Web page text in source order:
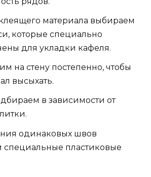
материала выбираем
которые специально
для укладки кафеля.
на стену постепенно, чтобы
высыхать.
в зависимости от
одинаковых швов
специальные пластиковые